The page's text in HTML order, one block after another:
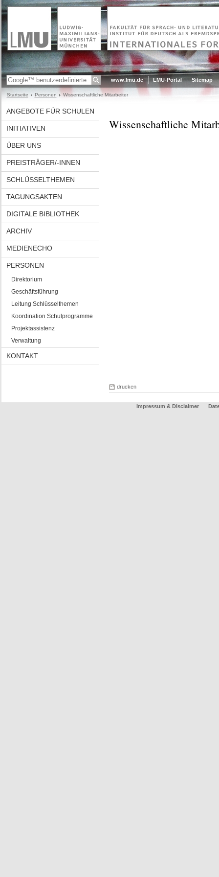
www.lmu.de LMU-Portal Sitemap
Startseite Personen Wissenschaftliche Mitarbeiter
ANGEBOTE FÜR SCHULEN
INITIATIVEN
ÜBER UNS
PREISTRÄGER/-INNEN
SCHLÜSSELTHEMEN
TAGUNGSAKTEN
DIGITALE BIBLIOTHEK
ARCHIV
MEDIENECHO
PERSONEN
Direktorium
Geschäftsführung
Leitung Schlüsselthemen
Koordination Schulprogramme
Projektassistenz
Verwaltung
KONTAKT
Wissenschaftliche
drucken
Impressum & Disclaimer